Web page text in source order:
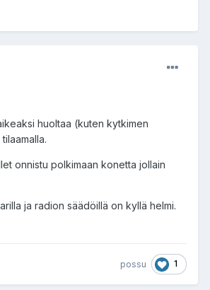
huoltaa (kuten kytkimen
onnistu polkimaan konetta jollain
ja radion säädöillä on kyllä helmi.
possu 1